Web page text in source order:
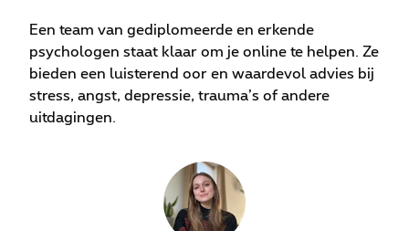
Een team van gediplomeerde en erkende
psychologen staat klaar om je online te helpen. Ze
bieden een luisterend oor en waardevol advies bij
stress, angst, depressie, trauma’s of andere
uitdagingen.